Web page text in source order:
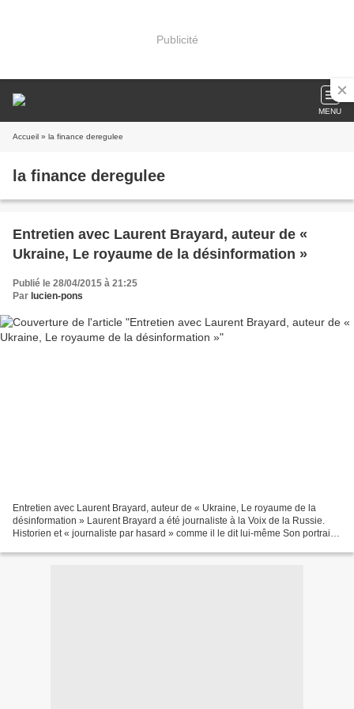
Publicité
MENU
Accueil » la finance deregulee
la finance deregulee
Entretien avec Laurent Brayard, auteur de «
Ukraine, Le royaume de la désinformation »
Publié le 28/04/2015 à 21:25
Par lucien-pons
Entretien avec Laurent Brayard, auteur de « Ukraine, Le royaume de la
désinformation » Laurent Brayard a été journaliste à la Voix de la Russie.
Historien et « journaliste par hasard » comme il le dit lui-même Son portrait